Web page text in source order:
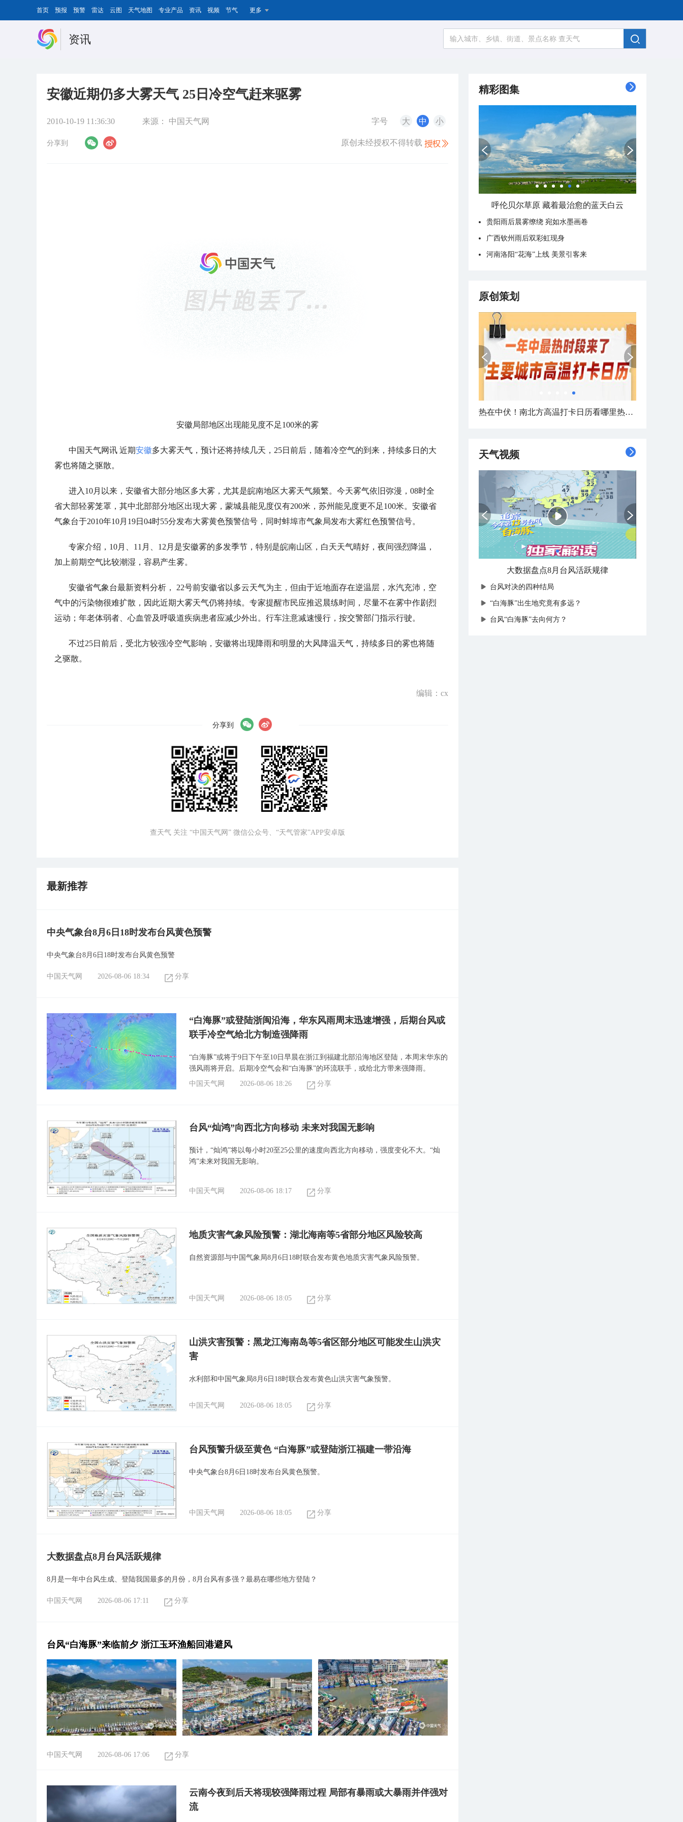
首页 预报 预警 雷达 云图 天气地图 专业产品 资讯 视频 节气 更多
资讯
安徽近期仍多大雾天气 25日冷空气赶来驱雾
2010-10-19 11:36:30 来源： 中国天气网 字号 大 中 小
分享到 原创未经授权不得转载
安徽局部地区出现能见度不足100米的雾
中国天气网讯 近期安徽多大雾天气，预计还将持续几天，25日前后，随着冷空气的到来，持续多日的大
雾也将随之驱散。
进入10月以来，安徽省大部分地区多大雾，尤其是皖南地区大雾天气频繁。今天雾气依旧弥漫，08时全
省大部轻雾笼罩，其中北部部分地区出现大雾，蒙城县能见度仅有200米，苏州能见度更不足100米。安徽省
气象台于2010年10月19日04时55分发布大雾黄色预警信号，同时蚌埠市气象局发布大雾红色预警信号。
专家介绍，10月、11月、12月是安徽雾的多发季节，特别是皖南山区，白天天气晴好，夜间强烈降温，
加上前期空气比较潮湿，容易产生雾。
安徽省气象台最新资料分析， 22号前安徽省以多云天气为主，但由于近地面存在逆温层，水汽充沛，空
气中的污染物很难扩散，因此近期大雾天气仍将持续。专家提醒市民应推迟晨练时间，尽量不在雾中作剧烈
运动；年老体弱者、心血管及呼吸道疾病患者应减少外出。行车注意减速慢行，按交警部门指示行驶。
不过25日前后，受北方较强冷空气影响，安徽将出现降雨和明显的大风降温天气，持续多日的雾也将随
之驱散。
编辑：cx
分享到
查天气 关注 “中国天气网” 微信公众号、“天气管家”APP安卓版
最新推荐
中央气象台8月6日18时发布台风黄色预警
中央气象台8月6日18时发布台风黄色预警
中国天气网 2026-08-06 18:34 分享
“白海豚”或登陆浙闽沿海，华东风雨周末迅速增强，后期台风或
联手冷空气给北方制造强降雨
“白海豚”或将于9日下午至10日早晨在浙江到福建北部沿海地区登陆，本周末华东的
强风雨将开启。后期冷空气会和“白海豚”的环流联手，或给北方带来强降雨。
中国天气网
2026-08-06 18:26 分享
台风“灿鸿”向西北方向移动 未来对我国无影响
预计，“灿鸿”将以每小时20至25公里的速度向西北方向移动，强度变化不大。“灿
鸿”未来对我国无影响。
中国天气网 2026-08-06 18:17 分享
地质灾害气象风险预警：湖北海南等5省部分地区风险较高
自然资源部与中国气象局8月6日18时联合发布黄色地质灾害气象风险预警。
中国天气网 2026-08-06 18:05 分享
山洪灾害预警：黑龙江海南岛等5省区部分地区可能发生山洪灾
害
水利部和中国气象局8月6日18时联合发布黄色山洪灾害气象预警。
中国天气网 2026-08-06 18:05 分享
台风预警升级至黄色 “白海豚”或登陆浙江福建一带沿海
中央气象台8月6日18时发布台风黄色预警。
中国天气网 2026-08-06 18:05 分享
大数据盘点8月台风活跃规律
8月是一年中台风生成、登陆我国最多的月份，8月台风有多强？最易在哪些地方登陆？
中国天气网 2026-08-06 17:11 分享
台风“白海豚”来临前夕 浙江玉环渔船回港避风
中国天气网 2026-08-06 17:06 分享
云南今夜到后天将现较强降雨过程 局部有暴雨或大暴雨并伴强对
流
精彩图集
呼伦贝尔草原 藏着最治愈的蓝天白云
贵阳雨后晨雾缭绕 宛如水墨画卷
广西钦州雨后双彩虹现身
河南洛阳“花海”上线 美景引客来
原创策划
热在中伏！南北方高温打卡日历看哪里热力持久
天气视频
大数据盘点8月台风活跃规律
台风对决的四种结局
“白海豚”出生地究竟有多远？
台风“白海豚”去向何方？